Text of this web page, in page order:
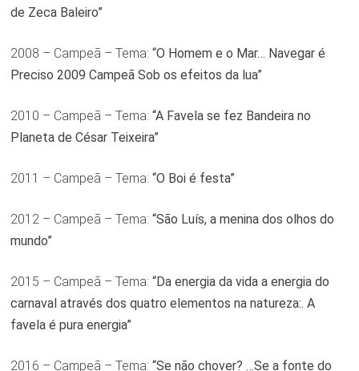
de Zeca Baleiro”
2008 – Campeã – Tema: “O Homem e o Mar… Navegar é
Preciso 2009 Campeã Sob os efeitos da lua”
2010 – Campeã – Tema: “A Favela se fez Bandeira no
Planeta de César Teixeira”
2011 – Campeã – Tema: “O Boi é festa”
2012 – Campeã – Tema: “São Luís, a menina dos olhos do
mundo”
2015 – Campeã – Tema: “Da energia da vida a energia do
carnaval através dos quatro elementos na natureza:. A
favela é pura energia”
2016 – Campeã – Tema: “Se não chover? …Se a fonte do